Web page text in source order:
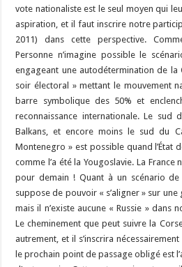
vote nationaliste est le seul moyen qui
aspiration, et il faut inscrire notre
2011) dans cette perspective.
Personne n’imagine possible le
engageant une autodétermination de la
soir électoral » mettant le mouvement
barre symbolique des 50% et
reconnaissance internationale. Le sud
Balkans, et encore moins le sud du
Montenegro » est possible quand l’État
comme l’a été la Yougoslavie. La France
pour demain ! Quant à un scénario
suppose de pouvoir « s’aligner » sur
mais il n’existe aucune « Russie » dans
Le cheminement que peut suivre la
autrement, et il s’inscrira
le prochain point de passage obligé est